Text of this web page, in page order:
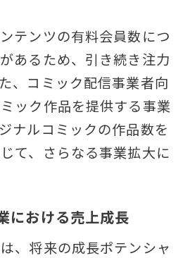
テンツの有料会員数につ
あるため、引き続き注力
、コミック配信事業者向
ック作品を提供する事業
ナルコミックの作品数を
て、さらなる事業拡大に
における売上成長
、将来の成長ポテンシャ